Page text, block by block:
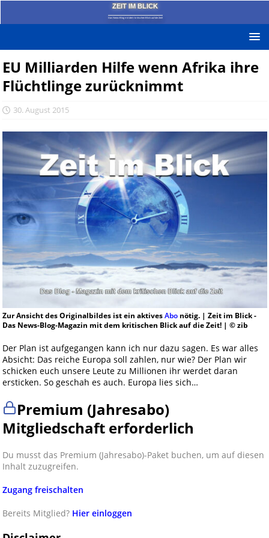
ZEIT IM BLICK
Das News-Blog mit dem kritischen Blick auf die Zeit!
EU Milliarden Hilfe wenn Afrika ihre
Flüchtlinge zurücknimmt
30. August 2015
Zur Ansicht des Originalbildes ist ein aktivesAbonötig. | Zeit im Blick -
Das News-Blog-Magazin mit dem kritischen Blick auf die Zeit! | © zib
Der Plan ist aufgegangen kann ich nur dazu sagen. Es war alles
Absicht: Das reiche Europa soll zahlen, nur wie? Der Plan wir
schicken euch unsere Leute zu Millionen ihr werdet daran
ersticken. So geschah es auch. Europa lies sich…
Premium (Jahresabo)
Mitgliedschaft erforderlich
Du musst das Premium (Jahresabo)-Paket buchen, um auf diesen
Inhalt zuzugreifen.
Zugang freischalten
Bereits Mitglied? Hier einloggen